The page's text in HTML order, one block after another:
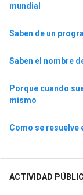
mundial
Saben de un
Saben el nombre
Porque cuando
mismo
Como se
ACTIVIDAD